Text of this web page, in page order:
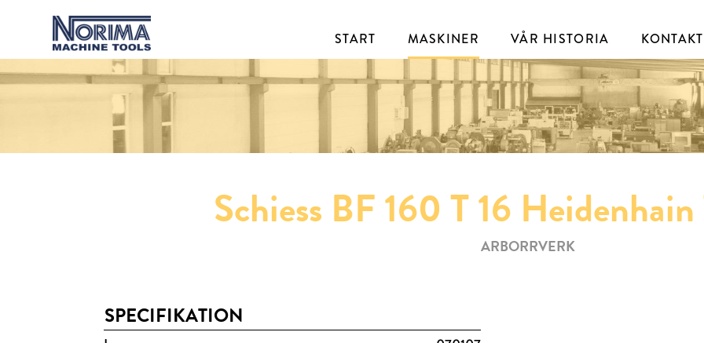
START MASKINER VÅR HISTORIA KONTAKT
Schiess BF 160 T 16
ARBORRVERK
SPECIFIKATION